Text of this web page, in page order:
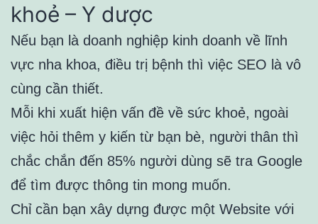
khoẻ – Y dược
Nếu bạn là doanh nghiệp kinh doanh về lĩnh
vực nha khoa, điều trị bệnh thì việc SEO là vô
cùng cần thiết.
Mỗi khi xuất hiện vấn đề về sức khoẻ, ngoài
việc hỏi thêm y kiến từ bạn bè, người thân thì
chắc chắn đến 85% người dùng sẽ tra Google
để tìm được thông tin mong muốn.
Chỉ cần bạn xây dựng được một Website với